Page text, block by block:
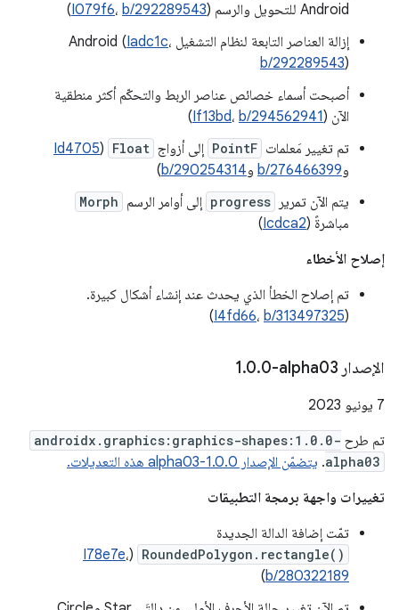
Android للتحويل والرسم (
I079f6، b/292289543
)
إزالة العناصر التابعة لنظام التشغيل Android ( Iadc1c،
b/292289543)
أصبحت أسماء خصائص عناصر الربط والتحكّم أكثر منطقية
الآن (
If13bd، b/294562941
)
تم تغيير مَعلمات PointF إلى أزواج Float
(
Id4705
وb/276466399 وb/290254314
)
يتم الآن تمرير
progress إلى أوامر الرسم Morph
مباشرةً (Icdca2
)
إصلاح الأخطاء
تم إصلاح الخطأ الذي يحدث عند إنشاء أشكال كبيرة.
(
I4fd66، b/313497325
)
الإصدار ‎1 .0.0-alpha03
‫7 يونيو 2023
تم طرح androidx.graphics:graphics-shapes:1.0.0-
alpha03
. يتضمّن الإصدار 1.0.0-alpha03 هذه التعديلات.
تغييرات واجهة برمجة التطبيقات
تمّت إضافة الدالة الجديدة
RoundedPolygon.rectangle()
(
I78e7e،
b/280322189
)